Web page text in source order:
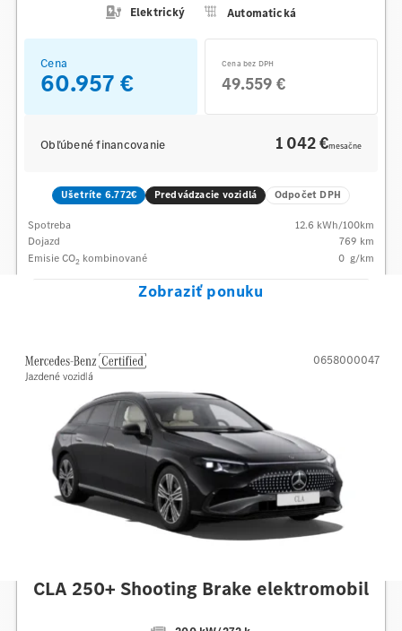
Elektrický
Automatická
Cena
60.957 €
Cena bez DPH
49.559 €
Obľúbené financovanie 1 042 €mesačne
Ušetríte 6.772€ Predvádzacie vozidlá Odpočet DPH
Spotreba 12.6 kWh/100km
Dojazd
769 km
Emisie CO2 kombinované 0 g/km
Zobraziť ponuku
CLA 250+ Shooting Brake elektromobil
0658000047